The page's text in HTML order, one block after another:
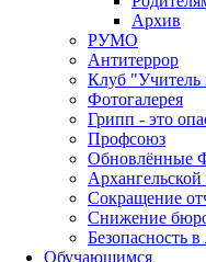
Архив
РУМО
Антитеррор
Клуб "Учитель
Фотогалерея
Грипп - это
Профсоюз
Обновлённые
Сокращение
Снижение
Безопасность в
Обучающимся